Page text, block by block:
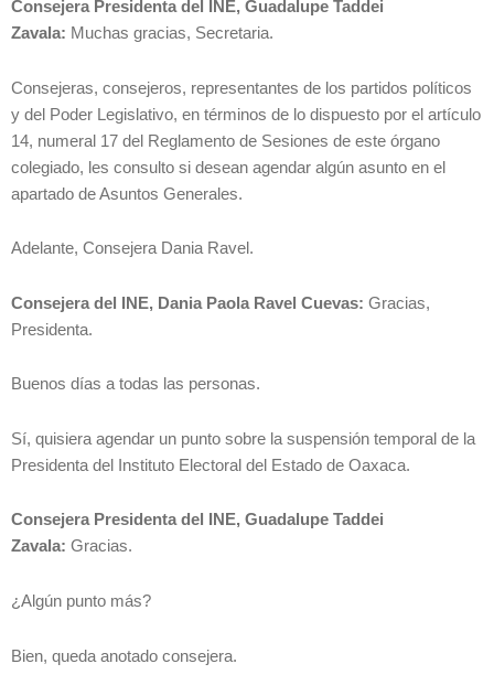
Consejera Presidenta del INE, Guadalupe Taddei
Zavala: Muchas gracias, Secretaria.
Consejeras, consejeros, representantes de los partidos políticos
y del Poder Legislativo, en términos de lo dispuesto por el artículo
14, numeral 17 del Reglamento de Sesiones de este órgano
colegiado, les consulto si desean agendar algún asunto en el
apartado de Asuntos Generales.
Adelante, Consejera Dania Ravel.
Consejera del INE, Dania Paola Ravel Cuevas: Gracias,
Presidenta.
Buenos días a todas las personas.
Sí, quisiera agendar un punto sobre la suspensión temporal de la
Presidenta del Instituto Electoral del Estado de Oaxaca.
Consejera Presidenta del INE, Guadalupe Taddei
Zavala: Gracias.
¿Algún punto más?
Bien, queda anotado consejera.